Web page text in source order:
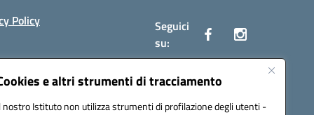
e altri strumenti di tracciamento
nostro Istituto non utilizza strumenti di profilazione degli utenti -
Policy
Seguici
su: